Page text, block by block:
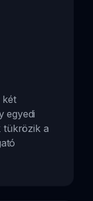
két
egyedi
tükrözik a